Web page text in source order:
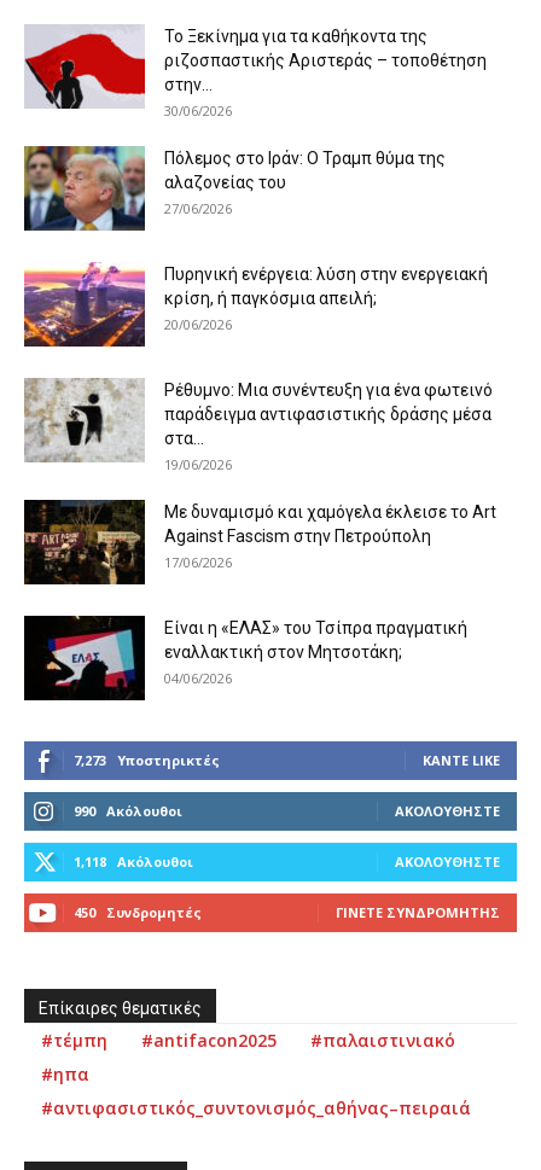
Το Ξεκίνημα για τα καθήκοντα της
ριζοσπαστικής Αριστεράς – τοποθέτηση
στην...
30/06/2026
Πόλεμος στο Ιράν: Ο Τραμπ θύμα της
αλαζονείας του
27/06/2026
Πυρηνική ενέργεια: λύση στην ενεργειακή
κρίση, ή παγκόσμια απειλή;
20/06/2026
Ρέθυμνο: Μια συνέντευξη για ένα φωτεινό
παράδειγμα αντιφασιστικής δράσης μέσα
στα...
19/06/2026
Με δυναμισμό και χαμόγελα έκλεισε το Art
Against Fascism στην Πετρούπολη
17/06/2026
Είναι η «ΕΛΑΣ» του Τσίπρα πραγματική
εναλλακτική στον Μητσοτάκη;
04/06/2026
7,273 Υποστηρικτές ΚΆΝΤΕ LIKE
990 Ακόλουθοι ΑΚΟΛΟΥΘΉΣΤΕ
1,118 Ακόλουθοι ΑΚΟΛΟΥΘΉΣΤΕ
450 Συνδρομητές ΓΊΝΕΤΕ ΣΥΝΔΡΟΜΗΤΉΣ
Επίκαιρες θεματικές
#τέμπη #antifacon2025
#παλαιστινιακό
#ηπα
#αντιφασιστικός_συντονισμός_αθήνας–πειραιά